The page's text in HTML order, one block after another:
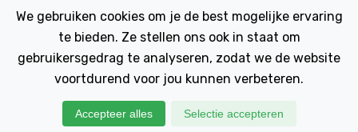
Manuals
Electric Bikes
We gebruiken cookies om je de best mogelijke ervaring
te bieden. Ze stellen ons ook in staat om
gebruikersgedrag te analyseren, zodat we de website
voortdurend voor jou kunnen verbeteren.
Accepteer alles Selectie accepteren